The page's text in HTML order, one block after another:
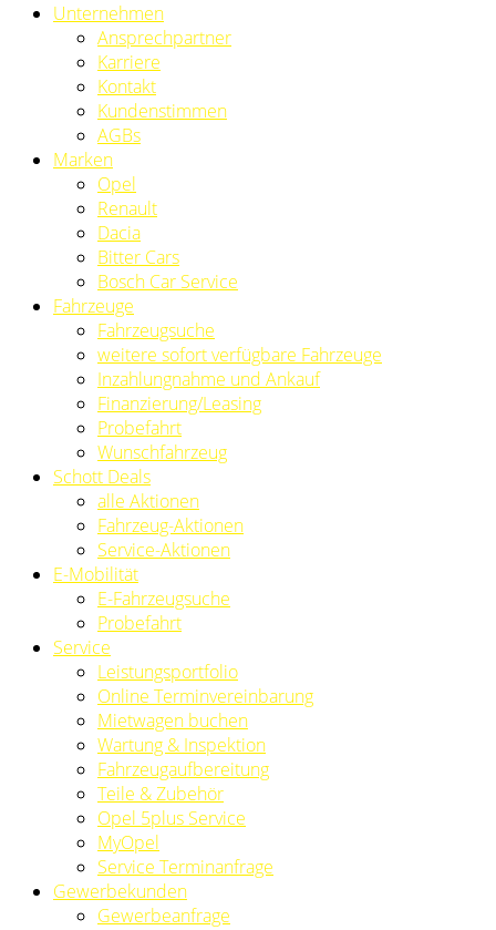
Unternehmen
Ansprechpartner
Karriere
Kontakt
Kundenstimmen
AGBs
Marken
Opel
Renault
Dacia
Bitter Cars
Bosch Car Service
Fahrzeuge
Fahrzeugsuche
weitere sofort verfügbare Fahrzeuge
Inzahlungnahme und Ankauf
Finanzierung/Leasing
Probefahrt
Wunschfahrzeug
Schott Deals
alle Aktionen
Fahrzeug-Aktionen
Service-Aktionen
E-Mobilität
E-Fahrzeugsuche
Probefahrt
Service
Leistungsportfolio
Online Terminvereinbarung
Mietwagen buchen
Wartung & Inspektion
Fahrzeugaufbereitung
Teile & Zubehör
Opel 5plus Service
MyOpel
Service Terminanfrage
Gewerbekunden
Gewerbeanfrage